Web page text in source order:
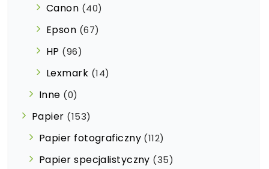
Canon (40)
Epson (67)
HP (96)
Lexmark (14)
Inne (0)
Papier (153)
Papier fotograficzny (112)
Papier specjalistyczny (35)